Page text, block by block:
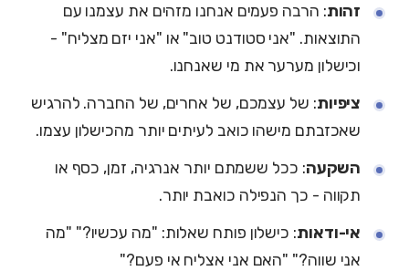
זהות: הרבה פעמים אנחנו מזהים את עצמנו עם
התוצאות. "אני סטודנט טוב" או "אני יזם מצליח" -
וכישלון מערער את מי שאנחנו.
ציפיות: של עצמכם, של אחרים, של החברה. להרגיש
שאכזבתם מישהו כואב לעיתים יותר מהכישלון עצמו.
השקעה: ככל ששמתם יותר אנרגיה, זמן, כסף או
תקווה - כך הנפילה כואבת יותר.
אי-ודאות: כישלון פותח שאלות: "מה עכשיו?" "מה
אני שווה?" "האם אני אצליח אי פעם?"